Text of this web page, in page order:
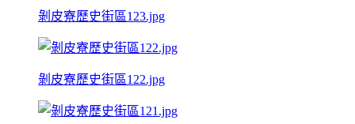
剝皮寮歷史街區123.jpg
剝皮寮歷史街區122.jpg